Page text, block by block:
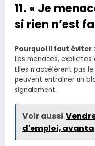
11. « Je
si rien n’est
Pourquoi il faut éviter :
Les menaces,
Elles n’accélèrent pas
peuvent entraîner un
signalement.
Voir aussi
d'emploi,